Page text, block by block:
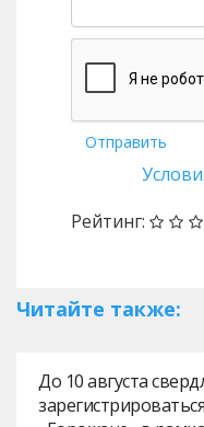
Отправить
Рейтинг:
Читайте также:
До 10 августа